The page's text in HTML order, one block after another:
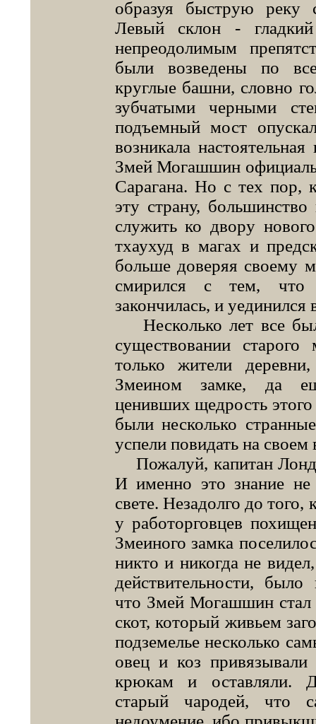
образуя быструю
Левый склон -
непреодолимым
были возведены по
круглые башни, словно
зубчатыми черными
подъемный мост
возникала
Змей Могашшин
Сарагана. Но с тех пор,
эту страну,
служить ко двору
тхаухуд в магах и
больше доверяя своему
смирился с тем, что
закончилась, и уединился
Несколько лет все
существовании
только жители
Змеином замке, да
ценивших щедрость этого
были несколько
успели повидать на своем
Пожалуй, капитан
И именно это знание
свете. Незадолго до того,
у работорговцев
Змеиного замка
никто и никогда не
действительности,
что Змей Могашшин стал
скот, который живьем
подземелье несколько
овец и коз
крюкам и оставляли.
старый чародей, что